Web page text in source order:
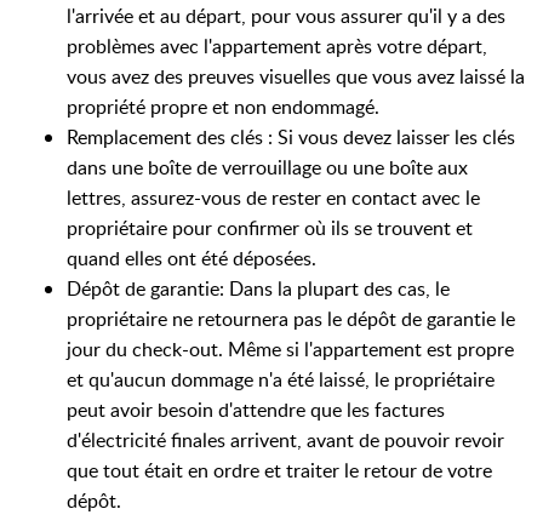
l'arrivée et au départ, pour vous assurer qu'il y a des
problèmes avec l'appartement après votre départ,
vous avez des preuves visuelles que vous avez laissé la
propriété propre et non endommagé.
Remplacement des clés : Si vous devez laisser les clés
dans une boîte de verrouillage ou une boîte aux
lettres, assurez-vous de rester en contact avec le
propriétaire pour confirmer où ils se trouvent et
quand elles ont été déposées.
Dépôt de garantie: Dans la plupart des cas, le
propriétaire ne retournera pas le dépôt de garantie le
jour du check-out. Même si l'appartement est propre
et qu'aucun dommage n'a été laissé, le propriétaire
peut avoir besoin d'attendre que les factures
d'électricité finales arrivent, avant de pouvoir revoir
que tout était en ordre et traiter le retour de votre
dépôt.